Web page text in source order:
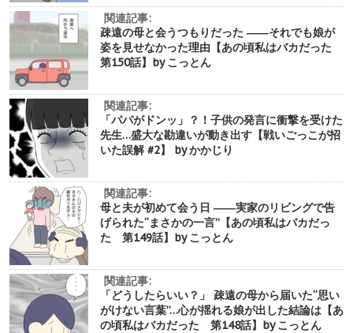
関連記事:
疎遠の母と会うつもりだった ――それでも娘が
姿を見せなかった理由【あの頃私はバカだった
第150話】by こっとん
関連記事:
「パパがドンッ」？！子供の発言に衝撃を受けた
先生…盛大な勘違いが動き出す【戦いごっこが招
いた誤解 #2】 by かかじり
関連記事:
母と夫が初めて会う日 ――実家のリビングで告
げられた“まさかの一言”【あの頃私はバカだっ
た 第149話】by こっとん
関連記事:
「どうしたらいい？」 疎遠の母から届いた“思い
がけない言葉”…心が揺れる娘が出した結論は【あ
の頃私はバカだった 第148話】by こっとん